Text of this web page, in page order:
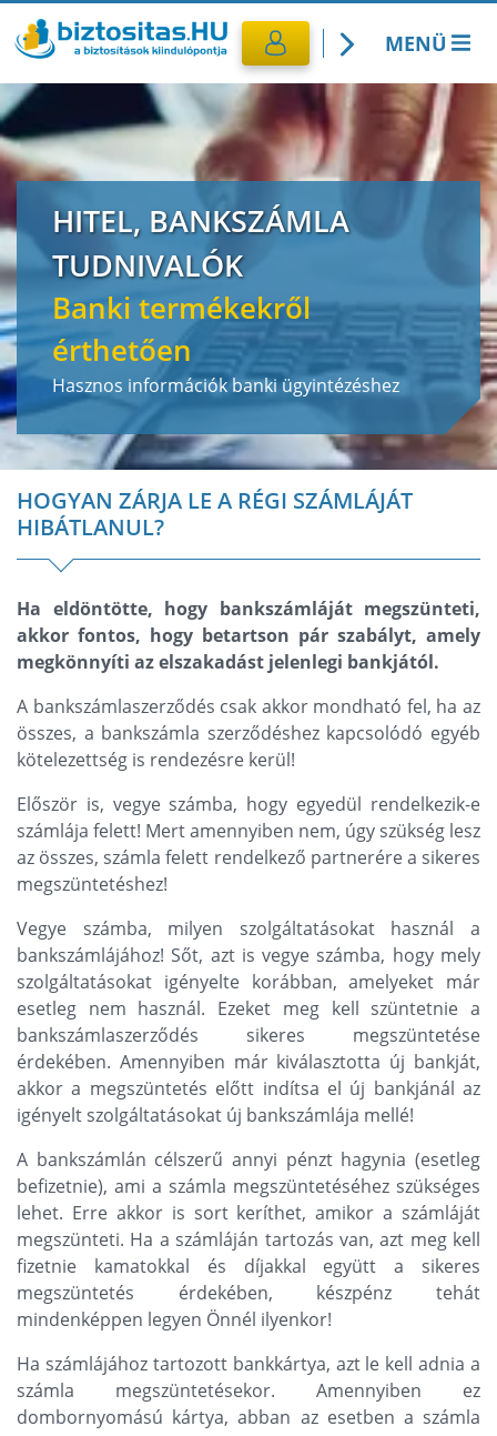
MENÜ
Kötelező biztosítás
Utasbiztosítás
CASCO Biztosítás
Lakásbiztosítás
Banki termékek
HITEL, BANKSZÁMLA
TUDNIVALÓK
Banki termékekről
érthetően
Hasznos információk banki ügyintézéshez
HOGYAN ZÁRJA LE A RÉGI SZÁMLÁJÁT
HIBÁTLANUL?
Ha eldöntötte, hogy bankszámláját megszünteti,
akkor fontos, hogy betartson pár szabályt, amely
megkönnyíti az elszakadást jelenlegi bankjától.
A bankszámlaszerződés csak akkor mondható fel, ha az
összes, a bankszámla szerződéshez kapcsolódó egyéb
kötelezettség is rendezésre kerül!
Először is, vegye számba, hogy egyedül rendelkezik-e
számlája felett! Mert amennyiben nem, úgy szükség lesz
az összes, számla felett rendelkező partnerére a sikeres
megszüntetéshez!
Vegye számba, milyen szolgáltatásokat használ a
bankszámlájához! Sőt, azt is vegye számba, hogy mely
szolgáltatásokat igényelte korábban, amelyeket már
esetleg nem használ. Ezeket meg kell szüntetnie a
bankszámlaszerződés sikeres megszüntetése
érdekében. Amennyiben már kiválasztotta új bankját,
akkor a megszüntetés előtt indítsa el új bankjánál az
igényelt szolgáltatásokat új bankszámlája mellé!
A bankszámlán célszerű annyi pénzt hagynia (esetleg
befizetnie), ami a számla megszüntetéséhez szükséges
lehet. Erre akkor is sort keríthet, amikor a számláját
megszünteti. Ha a számláján tartozás van, azt meg kell
fizetnie kamatokkal és díjakkal együtt a sikeres
megszüntetés érdekében, készpénz tehát
mindenképpen legyen Önnél ilyenkor!
Ha számlájához tartozott bankkártya, azt le kell adnia a
számla megszüntetésekor. Amennyiben ez
dombornyomású kártya, abban az esetben a számla